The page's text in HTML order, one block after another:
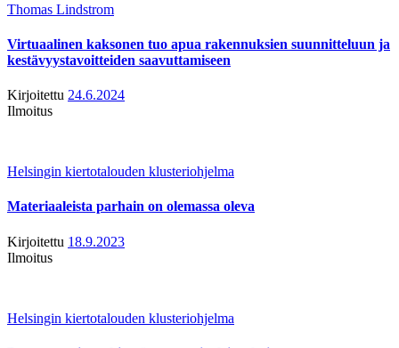
Thomas Lindstrom
Virtuaalinen kaksonen tuo apua rakennuksien suunnitteluun ja
kestävyystavoitteiden saavuttamiseen
Kirjoitettu 24.6.2024
Ilmoitus
Helsingin kiertotalouden klusteriohjelma
Materiaaleista parhain on olemassa oleva
Kirjoitettu 18.9.2023
Ilmoitus
Helsingin kiertotalouden klusteriohjelma